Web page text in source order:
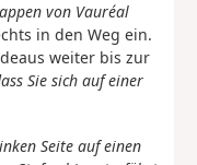
von Vauréal
in den Weg ein.
weiter bis zur
Sie sich auf einer
Seite auf einen